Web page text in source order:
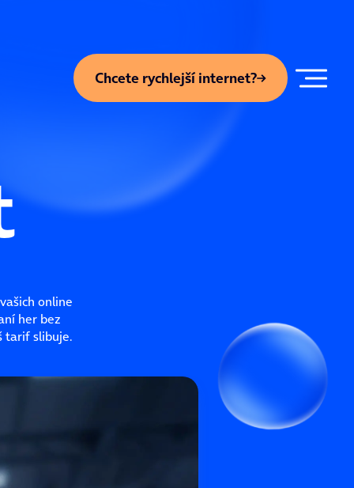
Chcete rychlejší internet?
online
her bez
tarif slibuje.